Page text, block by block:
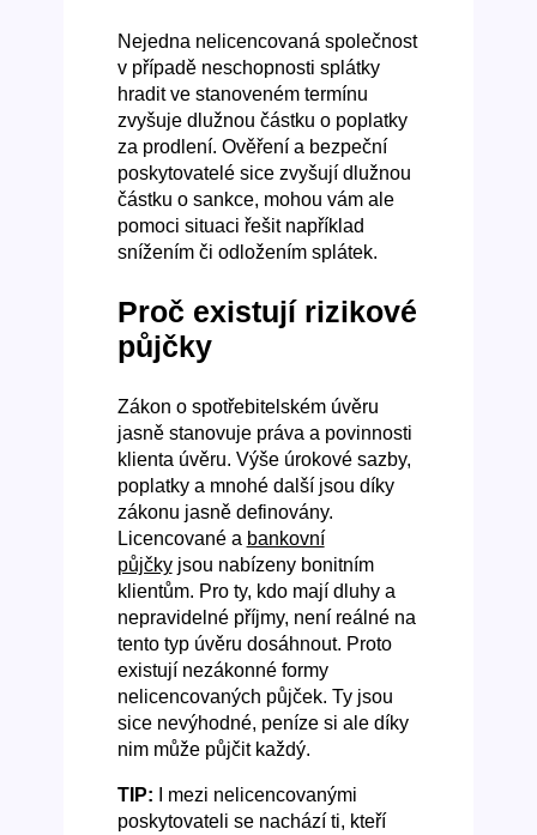
Nejedna nelicencovaná společnost
v případě neschopnosti splátky
hradit ve stanoveném termínu
zvyšuje dlužnou částku o poplatky
za prodlení. Ověření a bezpeční
poskytovatelé sice zvyšují dlužnou
částku o sankce, mohou vám ale
pomoci situaci řešit například
snížením či odložením splátek.
Proč existují rizikové
půjčky
Zákon o spotřebitelském úvěru
jasně stanovuje práva a povinnosti
klienta úvěru. Výše úrokové sazby,
poplatky a mnohé další jsou díky
zákonu jasně definovány.
Licencované a bankovní
půjčkyjsou nabízeny bonitním
klientům. Pro ty, kdo mají dluhy a
nepravidelné příjmy, není reálné na
tento typ úvěru dosáhnout. Proto
existují nezákonné formy
nelicencovaných půjček. Ty jsou
sice nevýhodné, peníze si ale díky
nim může půjčit každý.
TIP:
I mezi nelicencovanými
poskytovateli se nachází ti, kteří